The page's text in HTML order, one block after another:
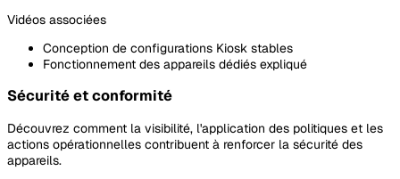
Vidéos associées
Conception de configurations Kiosk stables
Fonctionnement des appareils dédiés expliqué
Sécurité et conformité
Découvrez comment la visibilité, l'application des politiques et les
actions opérationnelles contribuent à renforcer la sécurité des
appareils.